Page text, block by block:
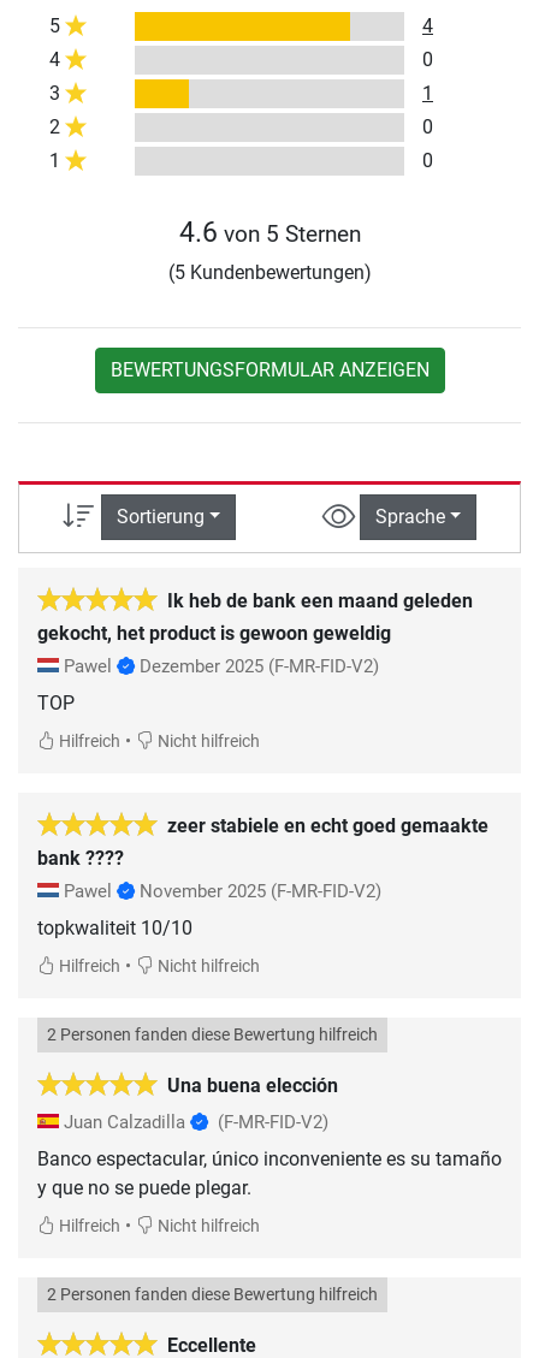
5
4
4
0
3
1
2
0
1
0
4.6 von 5 Sternen
(5 Kundenbewertungen)
BEWERTUNGSFORMULAR ANZEIGEN
Sortierung Sprache
Ik heb de bank een maand geleden
gekocht, het product is gewoon geweldig
Pawel Dezember 2025 (F-MR-FID-V2)
TOP
Hilfreich • Nicht hilfreich
zeer stabiele en echt goed gemaakte
bank ????
Pawel November 2025 (F-MR-FID-V2)
topkwaliteit 10/10
Hilfreich • Nicht hilfreich
Una buena elección
2 Personen fanden diese Bewertung hilfreich
Juan Calzadilla (F-MR-FID-V2)
Banco espectacular, único inconveniente es su tamaño
Hilfreich • Nicht hilfreich
Eccellente
2 Personen fanden diese Bewertung hilfreich